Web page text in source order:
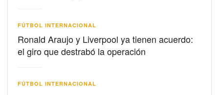
FÚTBOL INTERNACIONAL
Ronald Araujo y Liverpool ya tienen acuerdo:
el giro que destrabó la operación
FÚTBOL INTERNACIONAL